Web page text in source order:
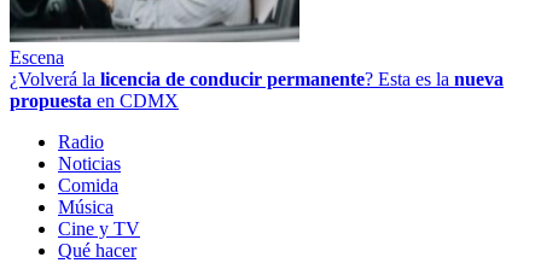
Escena
¿Volverá la licencia de conducir permanente? Esta es la nueva
propuesta en CDMX
Radio
Noticias
Comida
Música
Cine y TV
Qué hacer